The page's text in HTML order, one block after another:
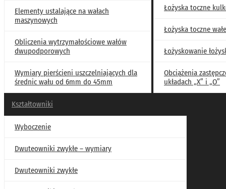
Elementy ustalające na wałach
maszynowych
Obliczenia wytrzymałościowe wałów
dwupodporowych
Wymiary pierścieni uszczelniających dla
średnic wału od 6mm do 45mm
Łożyska toczne
Łożyska toczne
Łożyskowanie
Obciążenia
układach „X” i „O”
Kształtowniki
Wyboczenie
Dwuteowniki zwykłe – wymiary
Dwuteowniki zwykłe
Wymiary łożysk baryłkowych o wymiarach wałka od 110mm do
Wymiary związane z zabudową łożysk baryłkowych o
Łożyska walcowe wzdłużne jednorzędowe
Łożyska walcowe wzdłużne dwurzędowe
Łożyskowanie łożyskami tocznymi
Obciążenia zastępcze łożysk skośnych w układach „X” i „O”
Kształtowniki
Materiały konstrukcyjne
Elementy znormalizowane